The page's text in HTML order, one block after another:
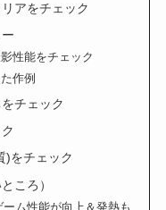
アをチェック
性能をチェック
作例
チェック
)をチェック
ころ）
ム性能が向上＆発熱も